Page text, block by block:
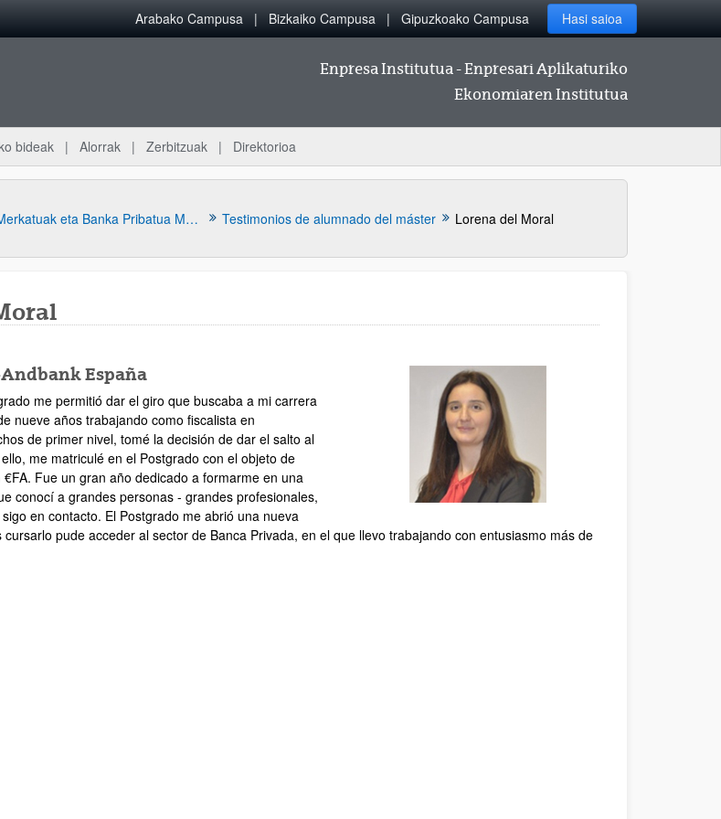
Arabako Campusa Bizkaiko Campusa Gipuzkoako Campusa Hasi saioa
Enpresa Institutua - Enpresari Aplikaturiko
Ekonomiaren Institutua
bideak Alorrak Zerbitzuak Direktorioa
Finantza Merkatuak eta Banka Pribatua Masterra Testimonios de alumnado del máster Lorena del Moral
España
me permitió dar el giro que buscaba a mi carrera
nueve años trabajando como fiscalista en
de primer nivel, tomé la decisión de dar el salto al
me matriculé en el Postgrado con el objeto de
Fue un gran año dedicado a formarme en una
conocí a grandes personas - grandes profesionales,
en contacto. El Postgrado me abrió una nueva
pude acceder al sector de Banca Privada, en el que llevo trabajando con entusiasmo más de